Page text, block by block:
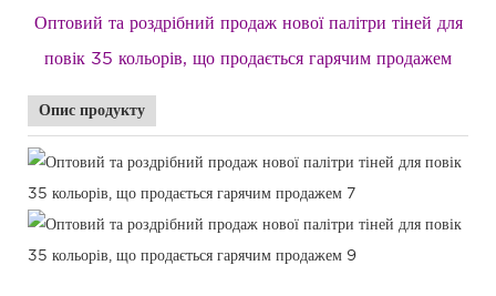
Оптовий та роздрібний продаж нової палітри тіней для
повік 35 кольорів, що продається гарячим продажем
Опис продукту